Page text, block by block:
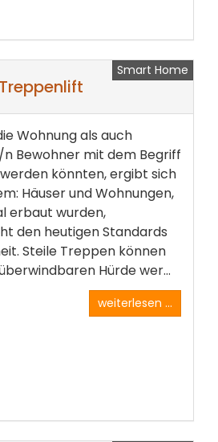
Smart Home
Wohnung als auch
Bewohner mit dem Begriff
könnten, ergibt sich
Häuser und Wohnungen,
erbaut wurden,
den heutigen Standards
Steile Treppen können
Hürde wer...
weiterlesen ...